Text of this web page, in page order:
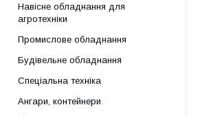
Навісне обладнання для
агротехніки
Промислове обладнання
Будівельне обладнання
Спеціальна техніка
Ангари, контейнери